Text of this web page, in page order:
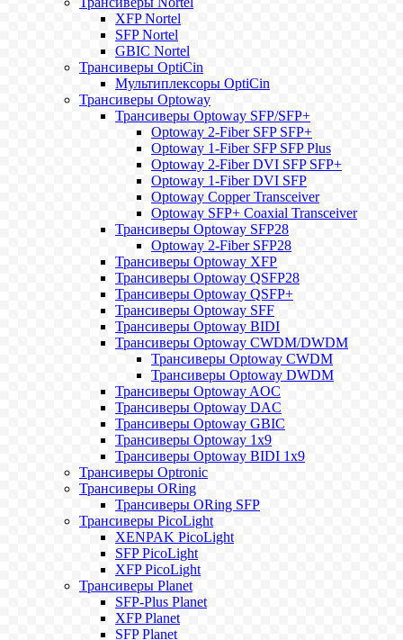
XFP Nortel
SFP Nortel
GBIC Nortel
Трансиверы OptiCin
Мультиплексоры OptiCin
Трансиверы Optoway
Трансиверы Optoway SFP/SFP+
Optoway 2-Fiber SFP SFP+
Optoway 1-Fiber SFP SFP Plus
Optoway 2-Fiber DVI SFP SFP+
Optoway 1-Fiber DVI SFP
Optoway Copper Transceiver
Optoway SFP+ Coaxial Transceiver
Трансиверы Optoway SFP28
Optoway 2-Fiber SFP28
Трансиверы Optoway XFP
Трансиверы Optoway QSFP28
Трансиверы Optoway QSFP+
Трансиверы Optoway SFF
Трансиверы Optoway BIDI
Трансиверы Optoway CWDM/DWDM
Трансиверы Optoway CWDM
Трансиверы Optoway DWDM
Трансиверы Optoway AOC
Трансиверы Optoway DAC
Трансиверы Optoway GBIC
Трансиверы Optoway 1х9
Трансиверы Optoway BIDI 1x9
Трансиверы Optronic
Трансиверы ORing
Трансиверы ORing SFP
Трансиверы PicoLight
XENPAK PicoLight
SFP PicoLight
XFP PicoLight
Трансиверы Planet
SFP-Plus Planet
XFP Planet
SFP Planet